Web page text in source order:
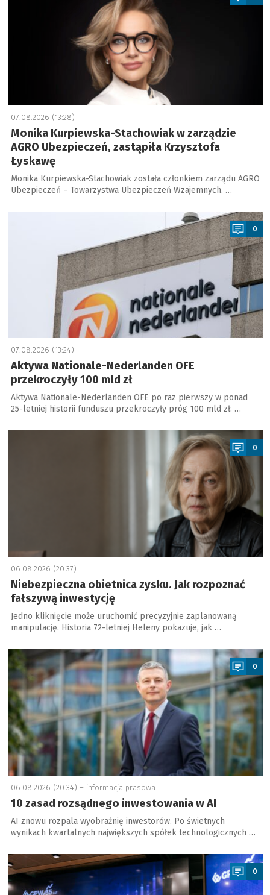
07.08.2026 (13:28)
Monika Kurpiewska-Stachowiak w zarządzie
AGRO Ubezpieczeń, zastąpiła Krzysztofa
Łyskawę
Monika Kurpiewska-Stachowiak została członkiem zarządu AGRO
Ubezpieczeń – Towarzystwa Ubezpieczeń Wzajemnych. …
0
07.08.2026 (13:24)
Aktywa Nationale-Nederlanden OFE
przekroczyły 100 mld zł
Aktywa Nationale-Nederlanden OFE po raz pierwszy w ponad
25-letniej historii funduszu przekroczyły próg 100 mld zł. …
a
0
06.08.2026 (20:37)
Niebezpieczna obietnica zysku. Jak rozpoznać
fałszywą inwestycję
Jedno kliknięcie może uruchomić precyzyjnie zaplanowaną
manipulację. Historia 72-letniej Heleny pokazuje, jak …
a
0
06.08.2026 (20:34) – informacja prasowa
10 zasad rozsądnego inwestowania w AI
AI znowu rozpala wyobraźnię inwestorów. Po świetnych
wynikach kwartalnych największych spółek technologicznych …
a
0